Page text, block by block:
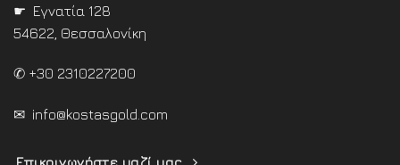
☛ Εγνατία 128
54622, Θεσσαλονίκη
✆ +30 2310227200
✉ info@kostasgold.com
Επικοινωνήστε μαζί μας